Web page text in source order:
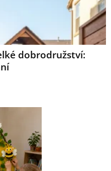
dobrodružství: